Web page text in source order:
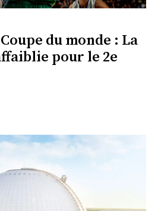
du monde : La
pour le 2e